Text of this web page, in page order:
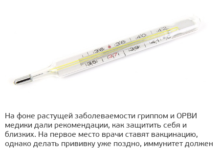
На фоне растущей заболеваемости гриппом и ОРВИ
медики дали рекомендации, как защитить себя и
близких. На первое место врачи ставят вакцинацию,
однако делать прививку уже поздно, иммунитет должен